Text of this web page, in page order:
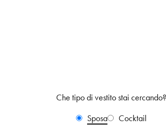
Che tipo di vestito stai cercando?
Sposa
Cocktail